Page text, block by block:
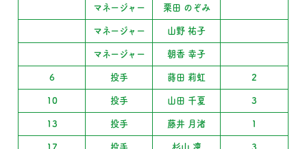
マネージャー 栗田 のぞみ
マネージャー 山野 祐子
マネージャー 朝香 幸子
6 投手 蒔田 莉虹 2
10 投手 山田 千夏 3
13 投手 藤井 月渚 1
17 投手 杉山 凜 3